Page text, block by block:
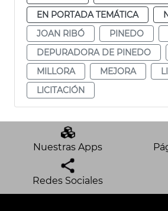
EN PORTADA TEMÁTICA
JOAN RIBÓ
PINEDO
DEPURADORA DE PINEDO
MILLORA
MEJORA
LICITACIÓN
Nuestras Apps
Redes Sociales